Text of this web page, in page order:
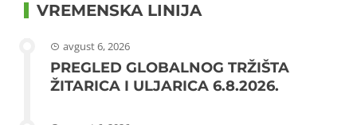
VREMENSKA LINIJA
avgust 6, 2026
PREGLED GLOBALNOG TRŽIŠTA
ŽITARICA I ULJARICA 6.8.2026.